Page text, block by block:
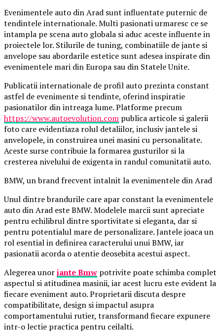
Evenimentele auto din Arad sunt influentate puternic de
tendintele internationale. Multi pasionati urmaresc ce se
intampla pe scena auto globala si aduc aceste influente in
proiectele lor. Stilurile de tuning, combinatiile de jante si
anvelope sau abordarile estetice sunt adesea inspirate din
evenimentele mari din Europa sau din Statele Unite.
Publicatii internationale de profil auto prezinta constant
astfel de evenimente si tendinte, oferind inspiratie
pasionatilor din intreaga lume. Platforme precum
https://www.autoevolution.com publica articole si galerii
foto care evidentiaza rolul detaliilor, inclusiv jantele si
anvelopele, in construirea unei masini cu personalitate.
Aceste surse contribuie la formarea gusturilor si la
cresterea nivelului de exigenta in randul comunitatii auto.
BMW, un brand frecvent intalnit la evenimentele din Arad
Unul dintre brandurile care apar constant la evenimentele
auto din Arad este BMW. Modelele marcii sunt apreciate
pentru echilibrul dintre sportivitate si eleganta, dar si
pentru potentialul mare de personalizare. Jantele joaca un
rol esential in definirea caracterului unui BMW, iar
pasionatii acorda o atentie deosebita acestui aspect.
Alegerea unorjante Bmw potrivite poate schimba complet
aspectul si atitudinea masinii, iar acest lucru este evident la
fiecare eveniment auto. Proprietarii discuta despre
compatibilitate, design si impactul asupra
comportamentului rutier, transformand fiecare expunere
intr-o lectie practica pentru ceilalti.